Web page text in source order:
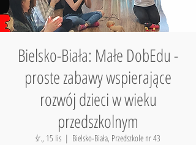
Bielsko-Biała: Małe DobEdu -
proste zabawy wspierające
rozwój dzieci w wieku
przedszkolnym
śr., 15 lis
  |
Bielsko-Biała, Przedszkole nr 43